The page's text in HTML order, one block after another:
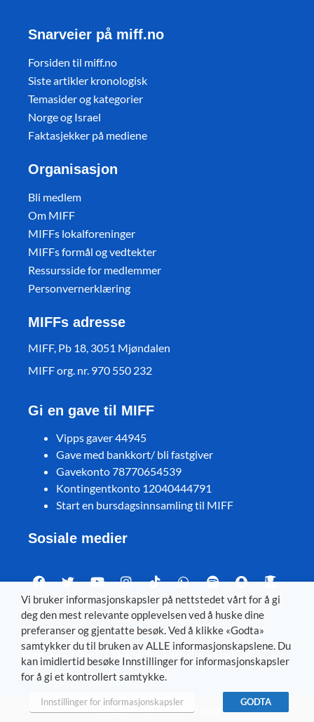
Snarveier på miff.no
Forsiden til miff.no
Siste artikler kronologisk
Temasider og kategorier
Norge og Israel
Faktasjekker på mediene
Organisasjon
Bli medlem
Om MIFF
MIFFs lokalforeninger
MIFFs formål og vedtekter
Ressursside for medlemmer
Personvernerklæring
MIFFs adresse
MIFF, Pb 18, 3051 Mjøndalen
MIFF org. nr. 970 550 232
Gi en gave til MIFF
Vipps gaver 44945
Gave med bankkort/ bli fastgiver
Gavekonto 78770654539
Kontingentkonto 12040444791
Start en bursdagsinnsamling til MIFF
Sosiale medier
Visit MIFF in other languages
Svenska– Dansk–Deutsch–Íslenska–English
© 2026 Med Israel for fred
Vi bruker informasjonskapsler på nettstedet vårt for å gi
deg den mest relevante opplevelsen ved å huske dine
preferanser og gjentatte besøk. Ved å klikke «Godta»
samtykker du til bruken av ALLE informasjonskapslene. Du
kan imidlertid besøke Innstillinger for informasjonskapsler
for å gi et kontrollert samtykke.
Innstillinger for informasjonskapsler GODTA